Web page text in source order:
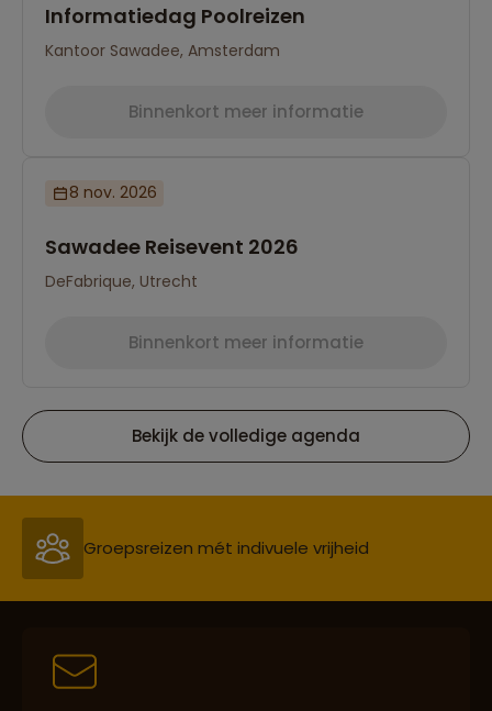
Informatiedag Poolreizen
Kantoor Sawadee, Amsterdam
Binnenkort meer informatie
8 nov. 2026
Sawadee Reisevent 2026
DeFabrique, Utrecht
Binnenkort meer informatie
Bekijk de volledige agenda
Reizen met oog voor mens, cultuur en milieu
Groepsreizen mét indivuele vrijheid
Persoonlijk en deskundig reisadvies